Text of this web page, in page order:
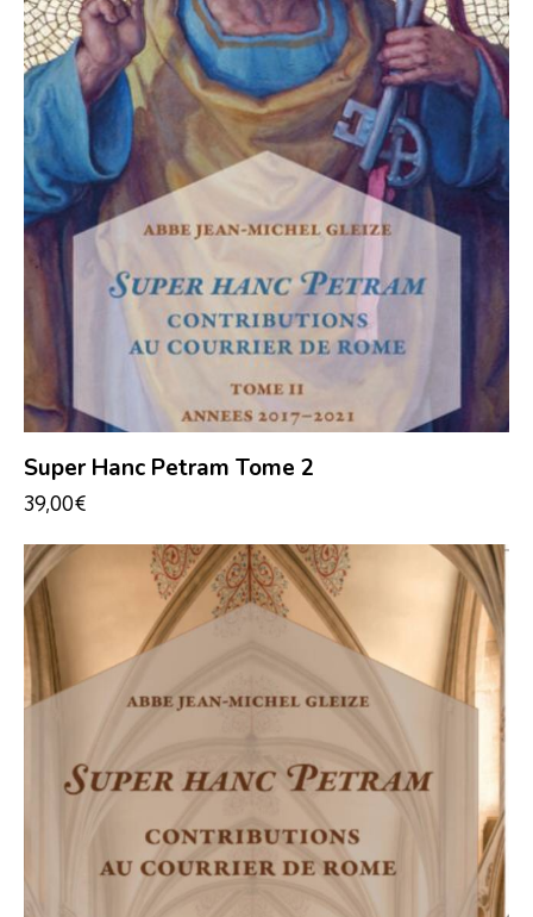
Super Hanc Petram Tome 2
39,00€